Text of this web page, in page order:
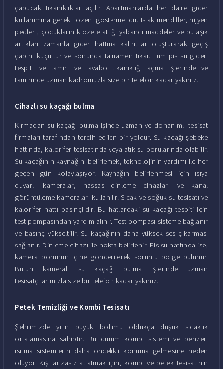
çabucak tıkanıklıklar açılır. Apartmanlarda her daire gider
kullanımına gerekli özeni göstermelidir. Islak mendiller, hijyen
pedleri, çocukların klozete attığı yabancı maddeler ve bulaşık
artıkları zamanla gider hattına kalıntılar oluşturarak geçiş
çapını küçültür ve sonunda tamamen tıkar. Tüm pis su gideri
tespiti ve tamiri ve lavabo tıkanıklığı açma işlerinde ve
tamirinde uzman kadromuzla size bir telefon kadar yakınız.
Cihazlı su kaçağı bulma
Kırmadan su kaçağı bulma işinde uzman ve donanımlı tesisat
firmaları tarafından tercih edilen bir yoldur. Su kaçağı şebeke
hattında, kalorifer tesisatında veya atık su borularında olabilir.
Su kaçağının kaynağını belirlemek, teknolojinin yardımı ile her
geçen gün kolaylaşıyor. Kaynağın belirlenmesi için ısıya
duyarlı kameralar, hassas dinleme cihazları ve kanal
görüntüleme kameraları kullanılır. Sıcak ve soğuk su tesisatı ve
kalorifer hattı basınçlıdır. Bu hatlardaki su kaçağı tespiti için
test pompasından yardım alınır. Test pompası sisteme bağlanır
ve basınç yükseltilir. Su kaçağının daha yüksek ses çıkarması
sağlanır. Dinleme cihazı ile nokta belirlenir. Pis su hattında ise,
kamera borunun içine gönderilerek sorunlu bölge bulunur.
Bütün kameralı su kaçağı bulma işlerinde uzman
tesisatçılarımızla size bir telefon kadar yakınız.
Petek Temizliği ve Kombi Tesisatı
Şehrimizde yılın büyük bölümü oldukça düşük sıcaklık
ortalamasına sahiptir. Bu durum kombi sistemi ve benzeri
ısıtma sistemlerin daha öncelikli konuma gelmesine neden
oluyor. Kışı arızasız atlatmak için, kombi ve petek tesisatının